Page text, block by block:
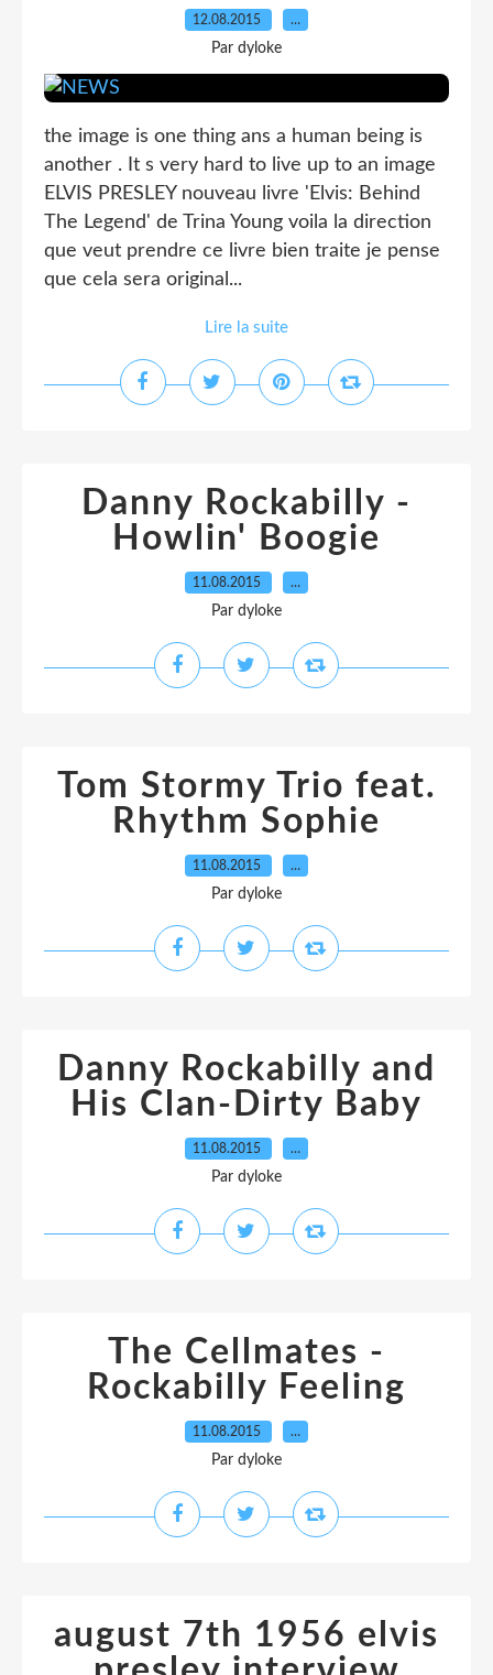
12.08.2015 …
Par dyloke
the image is one thing ans a human being is
another . It s very hard to live up to an image
ELVIS PRESLEY nouveau livre 'Elvis: Behind
The Legend' de Trina Young voila la direction
que veut prendre ce livre bien traite je pense
que cela sera original...
Lire la suite
Danny Rockabilly -
Howlin' Boogie
11.08.2015 …
Par dyloke
Tom Stormy Trio feat.
Rhythm Sophie
11.08.2015 …
Par dyloke
Danny Rockabilly and
His Clan-Dirty Baby
11.08.2015 …
Par dyloke
The Cellmates -
Rockabilly Feeling
11.08.2015 …
Par dyloke
august 7th 1956 elvis